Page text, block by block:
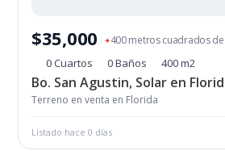
$35,000 ✦400 metros cuadrados
0 Cuartos 0 Baños 400 m2
Bo. San Agustin, Solar en
Terreno en venta en Florida
Listado hace 0 días